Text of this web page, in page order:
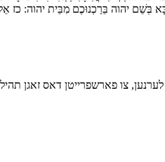
בְּשֵׁם יהוה בֵּרַכְנוּכֶם מִבֵּית יהוה: כז
צו פארשפרייטן דאס זאגן